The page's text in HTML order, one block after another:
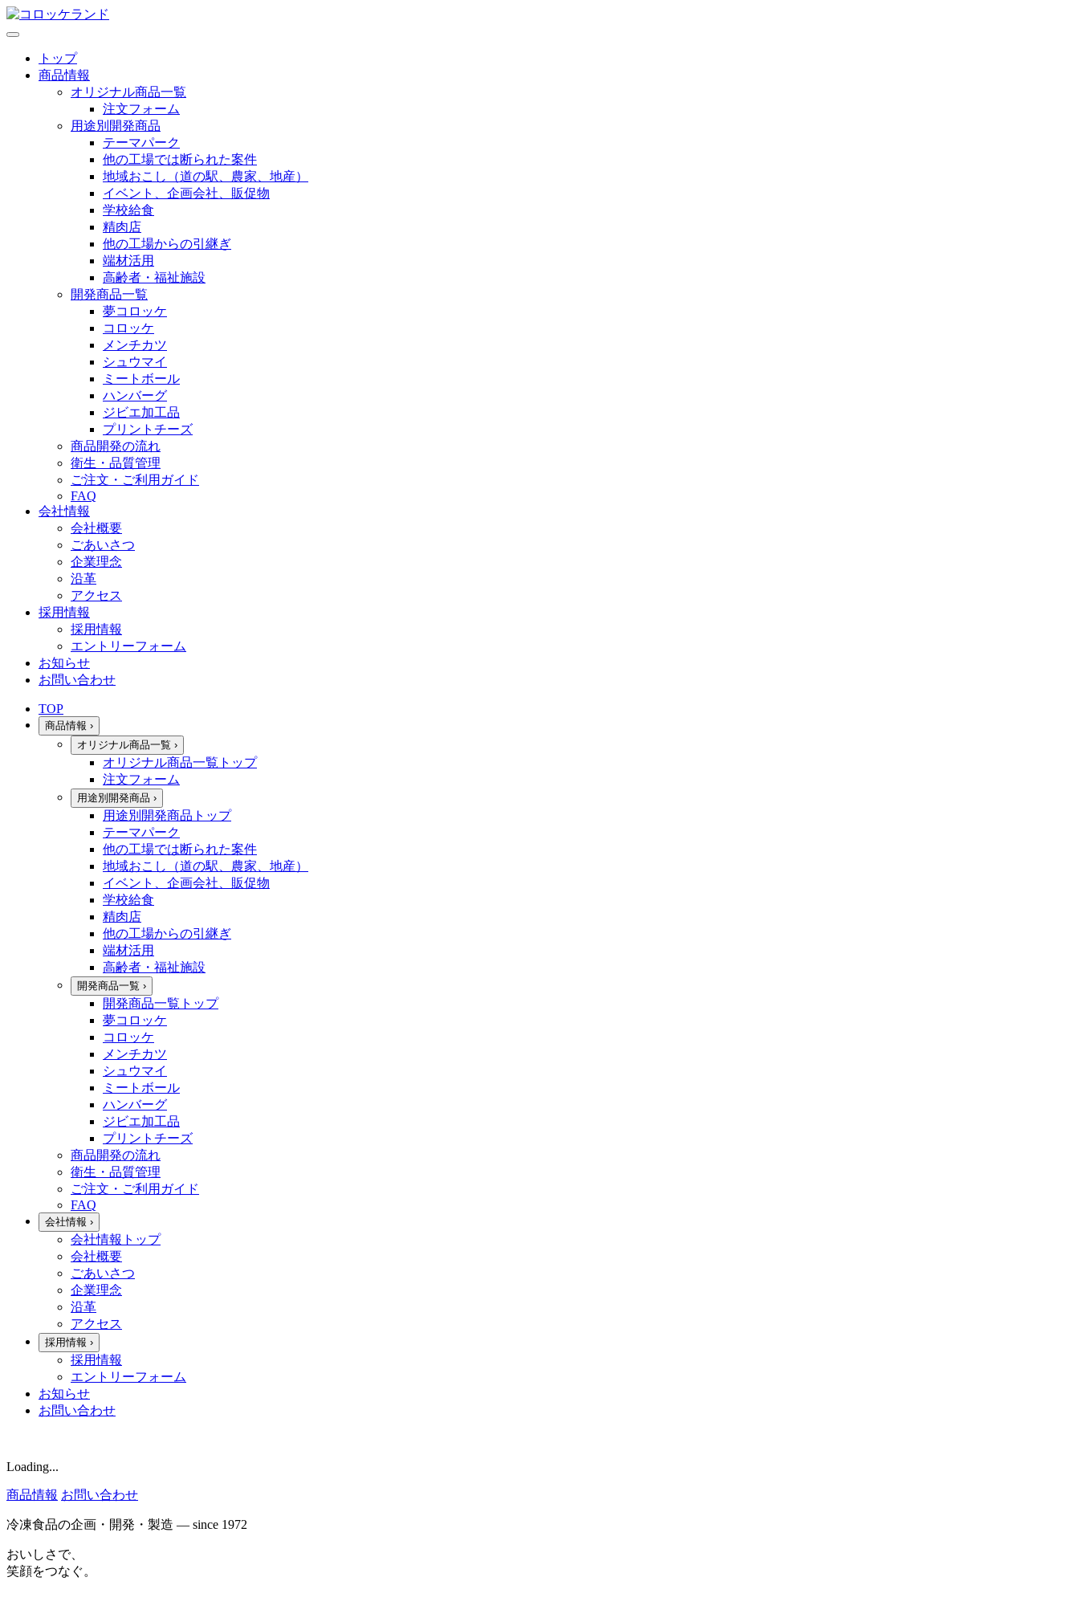
トップ
商品情報
オリジナル商品一覧
注文フォーム
用途別開発商品
テーマパーク
他の工場では断られた案件
地域おこし（道の駅、農家、地産）
イベント、企画会社、販促物
学校給食
精肉店
他の工場からの引継ぎ
端材活用
高齢者・福祉施設
開発商品一覧
夢コロッケ
コロッケ
メンチカツ
シュウマイ
ミートボール
ハンバーグ
ジビエ加工品
プリントチーズ
商品開発の流れ
衛生・品質管理
ご注文・ご利用ガイド
FAQ
会社情報
会社概要
ごあいさつ
企業理念
沿革
アクセス
採用情報
採用情報
エントリーフォーム
お知らせ
お問い合わせ
TOP
商品情報 ›
オリジナル商品一覧 ›
オリジナル商品一覧トップ
注文フォーム
用途別開発商品 ›
用途別開発商品トップ
テーマパーク
他の工場では断られた案件
地域おこし（道の駅、農家、地産）
イベント、企画会社、販促物
学校給食
精肉店
他の工場からの引継ぎ
端材活用
高齢者・福祉施設
開発商品一覧 ›
開発商品一覧トップ
夢コロッケ
コロッケ
メンチカツ
シュウマイ
ミートボール
ハンバーグ
ジビエ加工品
プリントチーズ
商品開発の流れ
衛生・品質管理
ご注文・ご利用ガイド
FAQ
会社情報 ›
会社情報トップ
会社概要
ごあいさつ
企業理念
沿革
アクセス
採用情報 ›
採用情報
エントリーフォーム
お知らせ
お問い合わせ
Loading...
商品情報 お問い合わせ
冷凍食品の企画・開発・製造 — since 1972
おい し さ で、
笑顔をつな ぐ。